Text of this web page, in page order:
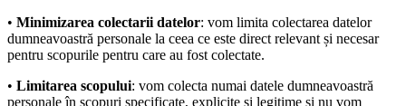
• Minimizarea colectarii datelor: vom limita colectarea datelor
dumneavoastră personale la ceea ce este direct relevant și necesar
pentru scopurile pentru care au fost colectate.
• Limitarea scopului: vom colecta numai datele dumneavoastră
personale în scopuri specificate, explicite și legitime și nu vom